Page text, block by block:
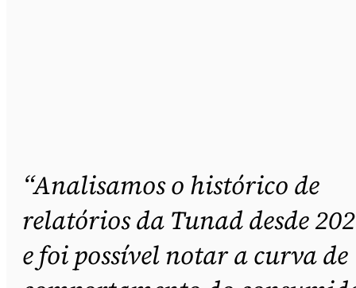
“Analisamos o histórico de
relatórios da Tunad desde
e foi possível notar a curva de